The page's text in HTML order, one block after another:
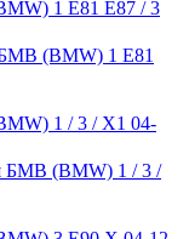
БМВ (BMW) 1 E81
БМВ (BMW) 1 / 3 /